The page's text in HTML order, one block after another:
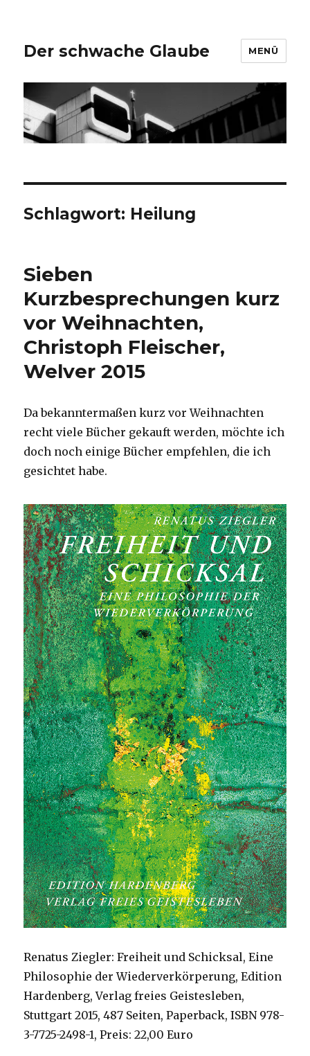
Der schwache Glaube MENÜ
Schlagwort: Heilung
Sieben
Kurzbesprechungen kurz
vor Weihnachten,
Christoph Fleischer,
Welver 2015
Da bekanntermaßen kurz vor Weihnachten
recht viele Bücher gekauft werden, möchte ich
doch noch einige Bücher empfehlen, die ich
gesichtet habe.
Renatus Ziegler: Freiheit und Schicksal, Eine
Philosophie der Wiederverkörperung, Edition
Hardenberg, Verlag freies Geistesleben,
Stuttgart 2015, 487 Seiten, Paperback, ISBN 978-
3-7725-2498-1, Preis: 22,00 Euro